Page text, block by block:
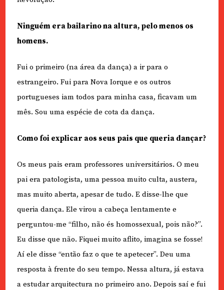
Ninguém era bailarino na altura, pelo menos os
homens.
Fui o primeiro (na área da dança) a ir para o
estrangeiro. Fui para Nova Iorque e os outros
portugueses iam todos para minha casa, ficavam um
mês. Sou uma espécie de cota da dança.
Como foi explicar aos seus pais que queria dançar?
Os meus pais eram professores universitários. O meu
pai era patologista, uma pessoa muito culta, austera,
mas muito aberta, apesar de tudo. E disse-lhe que
queria dança. Ele virou a cabeça lentamente e
perguntou-me “filho, não és homossexual, pois não?”.
Eu disse que não. Fiquei muito aflito, imagina se fosse!
Aí ele disse “então faz o que te apetecer”. Deu uma
resposta à frente do seu tempo. Nessa altura, já estava
a estudar arquitectura no primeiro ano. Depois saí e fui